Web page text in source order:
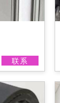
联系